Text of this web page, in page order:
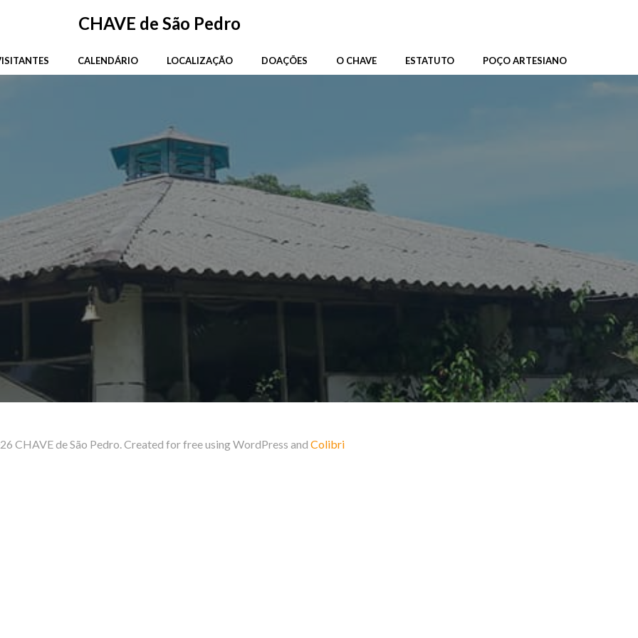
CHAVE de São Pedro
CALENDÁRIO LOCALIZAÇÃO DOAÇÕES O CHAVE ESTATUTO POÇO ARTESIANO
CHAVE de São Pedro. Created for free using WordPress and Colibri